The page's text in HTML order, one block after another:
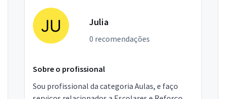
Julia
0 recomendações
Sobre o profissional
Sou profissional da categoria Aulas, e faço